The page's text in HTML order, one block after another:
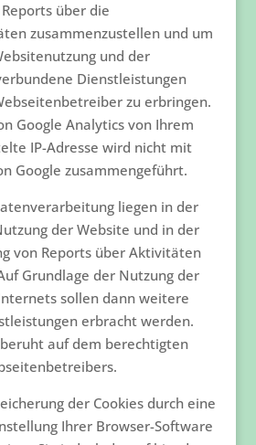
über die
zusammenzustellen und um
und der
Dienstleistungen
zu erbringen.
Google Analytics von Ihrem
IP-Adresse wird nicht mit
Google zusammengeführt.
liegen in der
der Website und in der
von Reports über Aktivitäten
Grundlage der Nutzung der
sollen dann weitere
erbracht werden.
auf dem berechtigten
der Cookies durch eine
Ihrer Browser-Software